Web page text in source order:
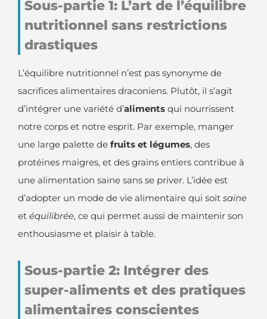
Sous-partie 1: L’art de l’équilibre
nutritionnel sans restrictions
drastiques
L’équilibre nutritionnel n’est pas synonyme de
sacrifices alimentaires draconiens. Plutôt, il s’agit
d’intégrer une variété d’aliments qui nourrissent
notre corps et notre esprit. Par exemple, manger
une large palette de fruits et légumes, des
protéines maigres, et des grains entiers contribue à
une alimentation saine sans se priver. L’idée est
d’adopter un mode de vie alimentaire qui soit saine
et équilibrée, ce qui permet aussi de maintenir son
enthousiasme et plaisir à table.
Sous-partie 2: Intégrer des
super-aliments et des pratiques
alimentaires conscientes